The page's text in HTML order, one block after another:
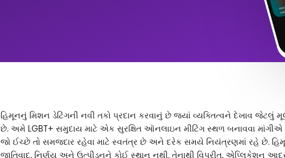
હિમૂનનું મિશન ડેટિંગની નવી તકો પ્રદાન કરવાનું છે જ્યાં વ્યક્તિત્વને દેખાવ
છે. અમે LGBT+ સમુદાય માટે એક સુરક્ષિત ઑનલાઇન મીટિંગ સ્થળ બનાવવા માંગીએ
જો ઈચ્છે તો સમજદાર રહેવા માટે સ્વતંત્ર છે અને દરેક સમયે નિયંત્રણમાં રહે છે.
જાતિવાદ, નિર્ણય અને ઉત્પીડનને કોઈ સ્થાન નથી. તેનાથી વિપરીત, એપ્લિકેશન